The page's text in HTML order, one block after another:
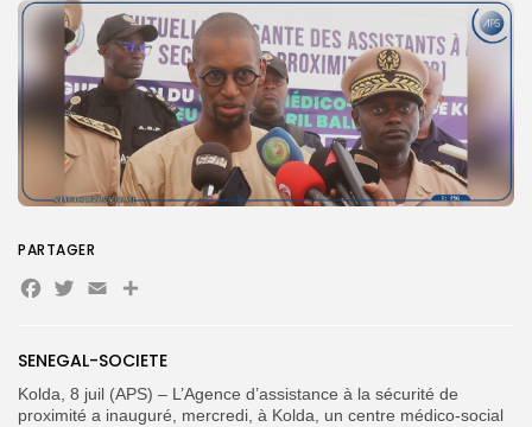
FR
SENEGAL-SOCIETE
Kolda, 8 juil (APS) – L’Agence d’assistance à la sécurité de
proximité a inauguré, mercredi, à Kolda, un centre médico-social
PARTAGER
Facebook
Twitter
EmailPartager